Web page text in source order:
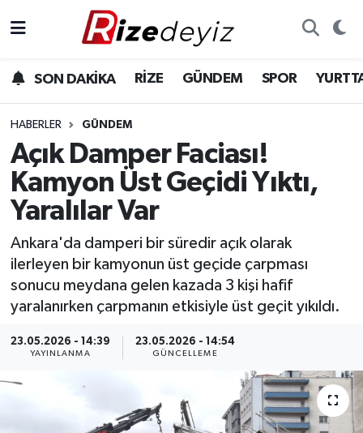
SON DAKİKA RİZE GÜNDEM SPOR
HABERLER GÜNDEM
Açık Damper Faciası!
Kamyon Üst Geçidi Yıktı,
Yaralılar Var
Ankara'da damperi bir süredir açık olarak
ilerleyen bir kamyonun üst geçide çarpması
sonucu meydana gelen kazada 3 kişi hafif
yaralanırken çarpmanın etkisiyle üst geçit yıkıldı.
23.05.2026 - 14:39
YAYINLANMA
23.05.2026 - 14:54
GÜNCELLEME
Gündem
Yurttan Haberler
Ekonomi
Sağlık
Rize Hava Durumu
Rize Trafik Yoğunluk Haritası
Süper Lig Puan Durumu ve Fikstür
Son Dakika Haberleri
Haber Arşivi